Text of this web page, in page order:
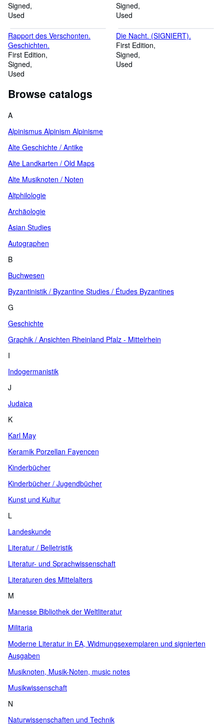
Signed
Used
Signed
Used
Rapport des Verschonten.
Geschichten.
First Edition
Signed
Used
Die Nacht. (SIGNIERT).
First Edition
Signed
Used
Browse catalogs
A
Alpinismus Alpinism Alpinisme
Alte Geschichte / Antike
Alte Landkarten / Old Maps
Alte Musiknoten / Noten
Altphilologie
Archäologie
Asian Studies
Autographen
B
Buchwesen
Byzantinistik / Byzantine Studies / Études Byzantines
G
Geschichte
Graphik / Ansichten Rheinland Pfalz - Mittelrhein
I
Indogermanistik
J
Judaica
K
Karl May
Keramik Porzellan Fayencen
Kinderbücher
Kinderbücher / Jugendbücher
Kunst und Kultur
L
Landeskunde
Literatur / Belletristik
Literatur- und Sprachwissenschaft
Literaturen des Mittelalters
M
Manesse Bibliothek der Weltliteratur
Militaria
Moderne Literatur in EA, Widmungsexemplaren und signierten
Ausgaben
Musiknoten, Musik-Noten, music notes
Musikwissenschaft
N
Naturwissenschaften und Technik